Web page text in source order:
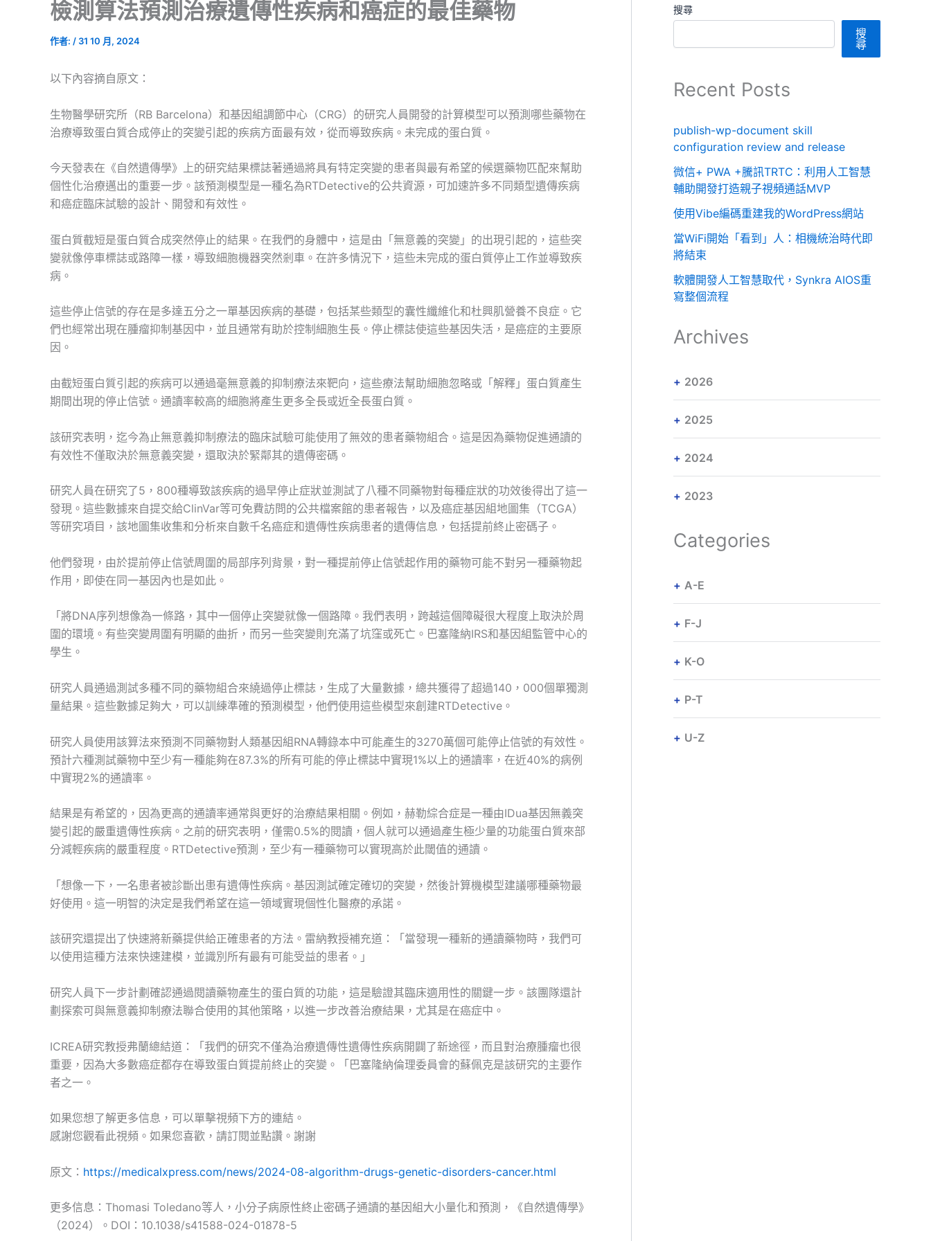
檢測算法預測治療遺傳性疾病和癌症的最佳藥物
作者: / 31 10 月, 2024
以下內容摘自原文：
生物醫學研究所（RB Barcelona）和基因組調節中心（CRG）的研究人員開發的計算模型可以預測哪些藥物在
治療導致蛋白質合成停止的突變引起的疾病方面最有效，從而導致疾病。未完成的蛋白質。
今天發表在《自然遺傳學》上的研究結果標誌著通過將具有特定突變的患者與最有希望的候選藥物匹配來幫助
個性化治療邁出的重要一步。該預測模型是一種名為RTDetective的公共資源，可加速許多不同類型遺傳疾病
和癌症臨床試驗的設計、開發和有效性。
蛋白質截短是蛋白質合成突然停止的結果。在我們的身體中，這是由「無意義的突變」的出現引起的，這些突
變就像停車標誌或路障一樣，導致細胞機器突然剎車。在許多情況下，這些未完成的蛋白質停止工作並導致疾
病。
這些停止信號的存在是多達五分之一單基因疾病的基礎，包括某些類型的囊性纖維化和杜興肌營養不良症。它
們也經常出現在腫瘤抑制基因中，並且通常有助於控制細胞生長。停止標誌使這些基因失活，是癌症的主要原
因。
由截短蛋白質引起的疾病可以通過毫無意義的抑制療法來靶向，這些療法幫助細胞忽略或「解釋」蛋白質產生
期間出現的停止信號。通讀率較高的細胞將產生更多全長或近全長蛋白質。
該研究表明，迄今為止無意義抑制療法的臨床試驗可能使用了無效的患者藥物組合。這是因為藥物促進通讀的
有效性不僅取決於無意義突變，還取決於緊鄰其的遺傳密碼。
研究人員在研究了5，800種導致該疾病的過早停止症狀並測試了八種不同藥物對每種症狀的功效後得出了這一
發現。這些數據來自提交給ClinVar等可免費訪問的公共檔案館的患者報告，以及癌症基因組地圖集（TCGA）
等研究項目，該地圖集收集和分析來自數千名癌症和遺傳性疾病患者的遺傳信息，包括提前終止密碼子。
他們發現，由於提前停止信號周圍的局部序列背景，對一種提前停止信號起作用的藥物可能不對另一種藥物起
作用，即使在同一基因內也是如此。
「將DNA序列想像為一條路，其中一個停止突變就像一個路障。我們表明，跨越這個障礙很大程度上取決於周
圍的環境。有些突變周圍有明顯的曲折，而另一些突變則充滿了坑窪或死亡。巴塞隆納IRS和基因組監管中心的
學生。
研究人員通過測試多種不同的藥物組合來繞過停止標誌，生成了大量數據，總共獲得了超過140，000個單獨測
量結果。這些數據足夠大，可以訓練準確的預測模型，他們使用這些模型來創建RTDetective。
研究人員使用該算法來預測不同藥物對人類基因組RNA轉錄本中可能產生的3270萬個可能停止信號的有效性。
預計六種測試藥物中至少有一種能夠在87.3%的所有可能的停止標誌中實現1%以上的通讀率，在近40%的病例
中實現2%的通讀率。
結果是有希望的，因為更高的通讀率通常與更好的治療結果相關。例如，赫勒綜合症是一種由IDua基因無義突
變引起的嚴重遺傳性疾病。之前的研究表明，僅需0.5%的閱讀，個人就可以通過產生極少量的功能蛋白質來部
分減輕疾病的嚴重程度。RTDetective預測，至少有一種藥物可以實現高於此閾值的通讀。
「想像一下，一名患者被診斷出患有遺傳性疾病。基因測試確定確切的突變，然後計算機模型建議哪種藥物最
好使用。這一明智的決定是我們希望在這一領域實現個性化醫療的承諾。
該研究還提出了快速將新藥提供給正確患者的方法。雷納教授補充道：「當發現一種新的通讀藥物時，我們可
以使用這種方法來快速建模，並識別所有最有可能受益的患者。」
研究人員下一步計劃確認通過閱讀藥物產生的蛋白質的功能，這是驗證其臨床適用性的關鍵一步。該團隊還計
劃探索可與無意義抑制療法聯合使用的其他策略，以進一步改善治療結果，尤其是在癌症中。
ICREA研究教授弗蘭總結道：「我們的研究不僅為治療遺傳性遺傳性疾病開闢了新途徑，而且對治療腫瘤也很
重要，因為大多數癌症都存在導致蛋白質提前終止的突變。「巴塞隆納倫理委員會的蘇佩克是該研究的主要作
者之一。
如果您想了解更多信息，可以單擊視頻下方的連結。
感謝您觀看此視頻。如果您喜歡，請訂閱並點讚。謝謝
原文： https://medicalxpress.com/news/2024-08-algorithm-drugs-genetic-disorders-cancer.html
更多信息：Thomasi Toledano等人，小分子病原性終止密碼子通讀的基因組大小量化和預測，《自然遺傳學》
（2024）。DOI：10.1038/s41588-024-01878-5
搜尋
搜
尋
Recent Posts
publish-wp-document skill
configuration review and release
微信+ PWA +騰訊TRTC：利用人工智慧
輔助開發打造親子視頻通話MVP
使用Vibe編碼重建我的WordPress網站
當WiFi開始「看到」人：相機統治時代即
將結束
軟體開發人工智慧取代，Synkra AIOS重
寫整個流程
Archives
2026
2025
2024
2023
Categories
A-E
F-J
K-O
P-T
U-Z